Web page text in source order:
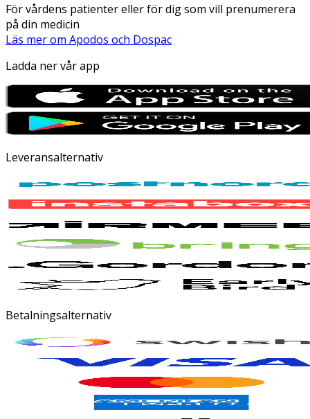
För vårdens patienter eller för dig som vill prenumerera
på din medicin
Läs mer om Apodos och Dospac
Ladda ner vår app
Leveransalternativ
Betalningsalternativ